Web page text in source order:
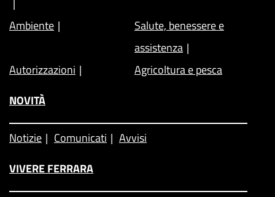
Ambiente
Salute, benessere e
assistenza
Autorizzazioni
Agricoltura e pesca
NOVITÀ
Notizie Comunicati
Avvisi
VIVERE FERRARA